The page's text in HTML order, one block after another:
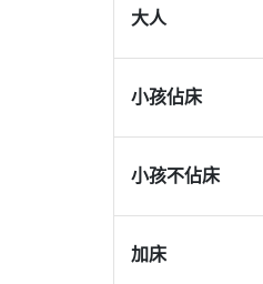
大人
小孩佔床
小孩不佔床
加床